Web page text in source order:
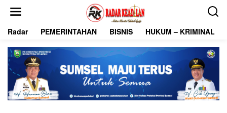
Radar PEMERINTAHAN BISNIS HUKUM – KRIMINAL